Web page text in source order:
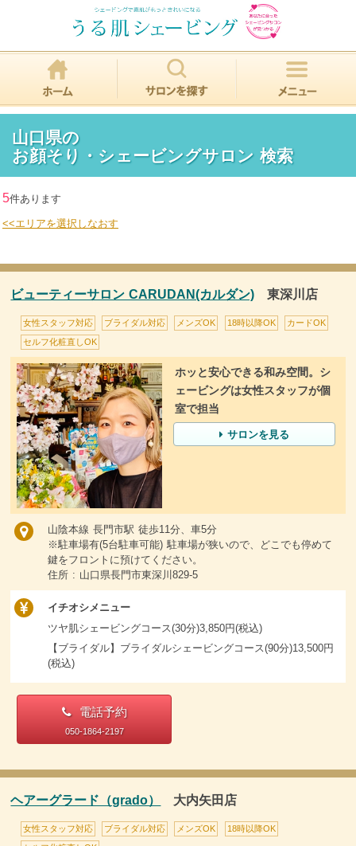
山口県の
お顔そり・シェービングサロン 検索
5件あります
<<エリアを選択しなおす
ビューティーサロン CARUDAN(カルダン) 東深川店
女性スタッフ対応 ブライダル対応 メンズOK 18時以降OK カードOK
セルフ化粧直しOK
ホッと安心できる和み空間。シ
ェービングは女性スタッフが個
室で担当
サロンを見る
山陰本線 長門市駅 徒歩11分、車5分
※駐車場有(5台駐車可能) 駐車場が狭いので、どこでも停めて
鍵をフロントに預けてください。
住所 : 山口県長門市東深川829-5
イチオシメニュー
ツヤ肌シェービングコース(30分)3,850円(税込)
【ブライダル】ブライダルシェービングコース(90分)13,500円
(税込)
電話予約
050-1864-2197
ヘアーグラード（grado） 大内矢田店
女性スタッフ対応 ブライダル対応 メンズOK 18時以降OK